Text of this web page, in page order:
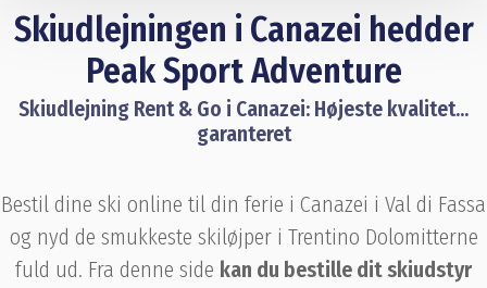
Skiudlejningen i Canazei hedder
Peak Sport Adventure
Skiudlejning Rent & Go i Canazei: Højeste kvalitet...
garanteret
Bestil dine ski online til din ferie i Canazei i Val di Fassa
og nyd de smukkeste skiløjper i Trentino Dolomitterne
fuld ud. Fra denne side kan du bestille dit skiudstyr